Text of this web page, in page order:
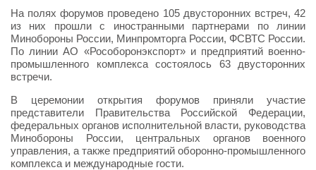
На полях форумов проведено 105 двусторонних встреч, 42
из них прошли с иностранными партнерами по линии
Минобороны России, Минпромторга России, ФСВТС России.
По линии АО «Рособоронэкспорт» и предприятий военно-
промышленного комплекса состоялось 63 двусторонних
встречи.
В церемонии открытия форумов приняли участие
представители Правительства Российской Федерации,
федеральных органов исполнительной власти, руководства
Минобороны России, центральных органов военного
управления, а также предприятий оборонно-промышленного
комплекса и международные гости.